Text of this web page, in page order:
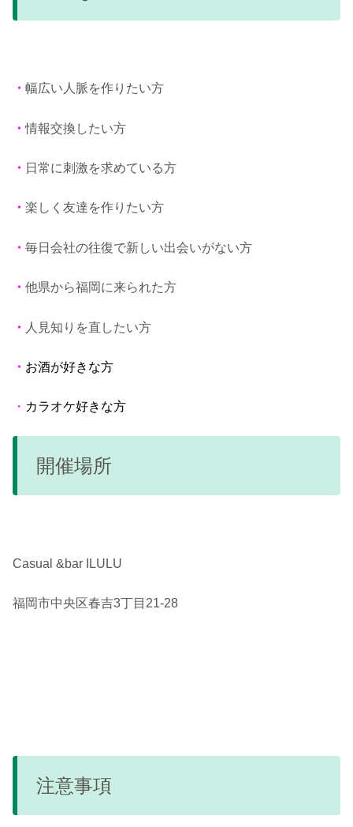
・ 幅広い人脈を作りたい方
・情報交換したい方
・ 日常に刺激を求めている方
・ 楽しく友達を作りたい方
・ 毎日会社の往復で新しい出会いがない方
・ 他県から福岡に来られた方
・ 人見知りを直したい方
・ お酒が好きな方
・ カラオケ好きな方
開催場所
Casual &bar ILULU
福岡市中央区春吉3丁目21-28
注意事項